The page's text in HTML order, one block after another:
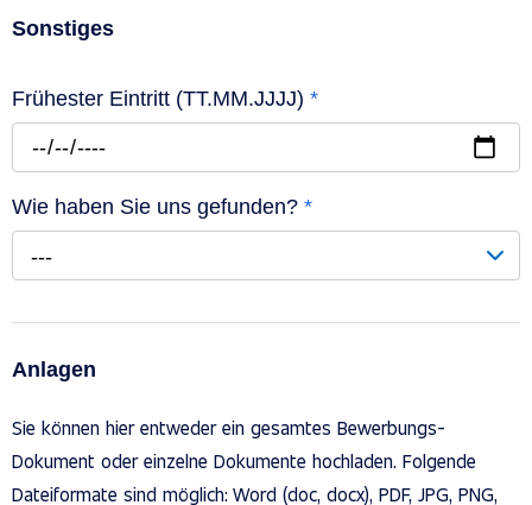
Sonstiges
Frühester Eintritt (TT.MM.JJJJ) *
Wie haben Sie uns gefunden? *
---
Anlagen
Sie können hier entweder ein gesamtes Bewerbungs-
Dokument oder einzelne Dokumente hochladen. Folgende
Dateiformate sind möglich: Word (doc, docx), PDF, JPG, PNG,